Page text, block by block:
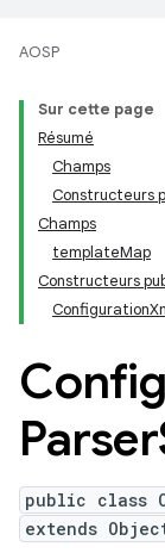
AOSP
Sur cette page
Résumé
Champs
Constructeurs
Champs
templateMap
Constructeurs
Parser
public class
extends